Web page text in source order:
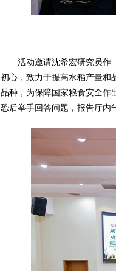
活动邀请沈希宏研究员作
初心，致力于提高水稻产量和
品种，为保障国家粮食安全作
恐后举手回答问题，报告厅内